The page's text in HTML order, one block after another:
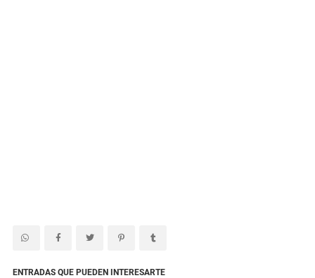
ENTRADAS QUE PUEDEN INTERESARTE